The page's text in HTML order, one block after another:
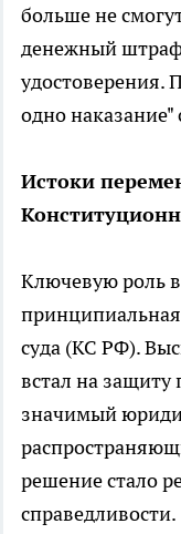
больше не
денежный
удостоверения.
одно наказание"
Истоки
Ключевую роль
суда (КС РФ).
встал на защиту
значимый
решение стало
справедливости.